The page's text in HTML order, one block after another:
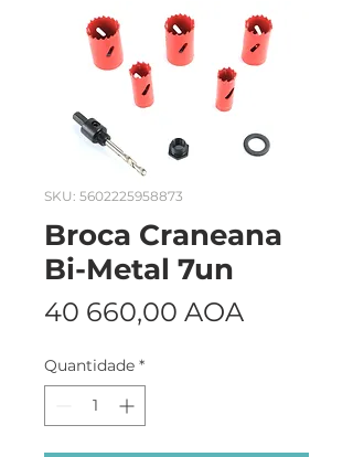
SKU: 5602225958873
Broca Craneana
Bi-Metal 7un
40 660,00 AOA
Quantidade *